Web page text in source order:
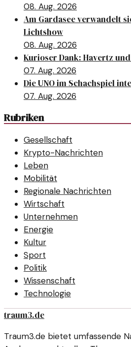
08. Aug. 2026
Am Gardasee verwandelt
Lichtshow
08. Aug. 2026
Kurioser Dank: Havertz
07. Aug. 2026
Die UNO im Schachspiel
07. Aug. 2026
Rubriken
Gesellschaft
Krypto-Nachrichten
Leben
Mobilität
Regionale Nachrichten
Wirtschaft
Unternehmen
Energie
Kultur
Sport
Politik
Wissenschaft
Technologie
traum3.de
Traum3.de bietet umfassende